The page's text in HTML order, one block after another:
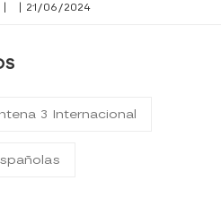
| | 21/06/2024
3 Internacional